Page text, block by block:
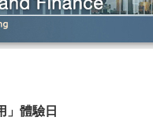
」體驗日